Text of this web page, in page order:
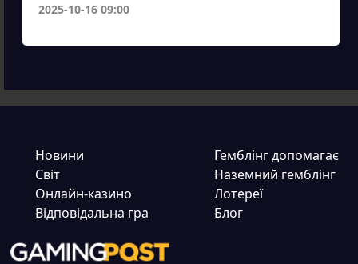
2025-10-16 09:00
Новини
Світ
Онлайн-казино
Відповідальна гра
Гемблінг допомагає
Наземний гемблінг
Лотереї
Блог